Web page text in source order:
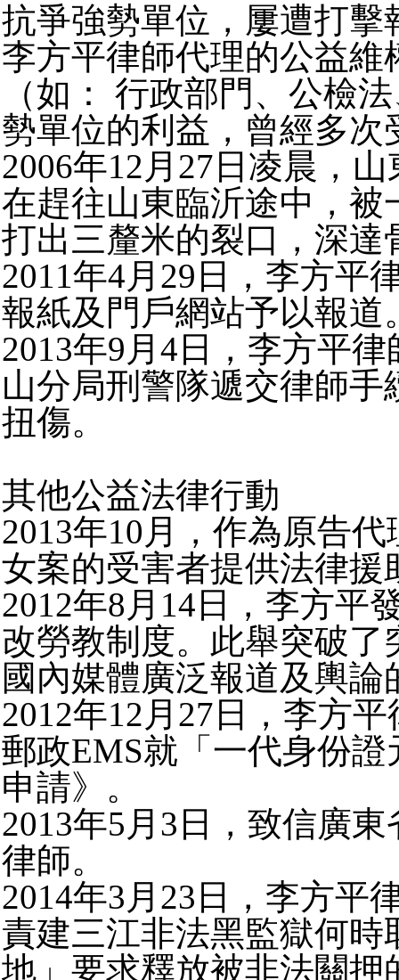
抗爭強勢單位，屢遭打擊
李方平律師代理的公益
（如： 行政部門、公檢
勢單位的利益，曾經多次
2006年12月27日凌晨，
在趕往山東臨沂途中，
打出三釐米的裂口，深
2011年4月29日，李方平
報紙及門戶網站予以報道
2013年9月4日，李方平
山分局刑警隊遞交律師
扭傷。
其他公益法律行動
2013年10月，作為原告
女案的受害者提供法律援
2012年8月14日，李方平
改勞教制度。此舉突破
國內媒體廣泛報道及輿論
2012年12月27日，李方
郵政EMS就「一代身份
申請》。
2013年5月3日，致信廣
律師。
2014年3月23日，李方平
責建三江非法黑監獄何
地」要求釋放被非法關